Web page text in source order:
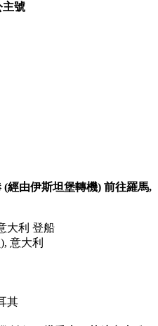
主號
經由伊斯坦堡轉機) 前往羅馬,
大利 登船
意大利
其